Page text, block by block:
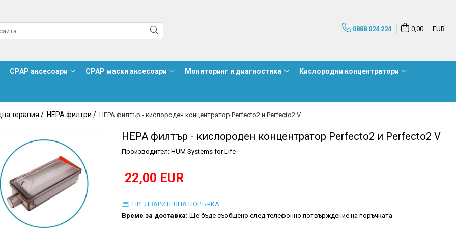
0888 024 224 0,00 EUR
CPAP аксесоари CPAP маски аксесоари Мониторинг и диагностика Кислородни концентратори
терапия / HEPA филтри / HEPA филтър - кислороден концентратор Perfecto2 и Perfecto2 V
HEPA филтър - кислороден концентратор Perfecto2 и Perfecto2 V
Производител: HUM Systems for Life
22,00 EUR
ПРЕДВАРИТЕЛНА ПОРЪЧКА
Времe за доставка: Ще бъде съобщено след телефонно потвърждение на поръчката